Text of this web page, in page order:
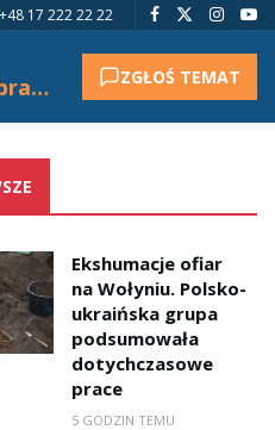
+48 17 222 22 22
Nie udało się pobrać tytułu. ZGŁOŚ TEMAT
Ekshumacje ofiar
na Wołyniu. Polsko-
ukraińska grupa
podsumowała
dotychczasowe
prace
5 GODZIN TEMU